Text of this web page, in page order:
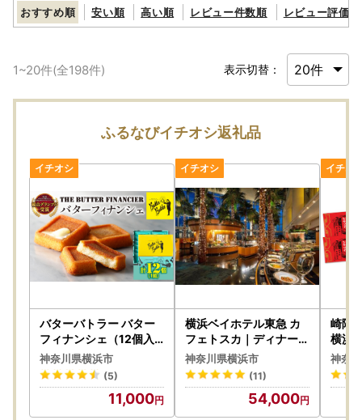
【変更前】自治体マイページ
つきましては、オンラインでのワンストップ特例申請をご希
【ふるまどについて】
「ふるまど」では、複数回の寄附や複数自治体様へのワンス
トップ特例申請をまとめて行うことができます。
ぜひ会員登録の上ご活用くださいませ。
下記リンクよりオンライン申請サービス「ふるまど」をご利
用いただけます。
【ふるまどリンク】
https://furumado.jp/
---------------------------
1.公的個人認証アプリ「IAM（アイアム）」をインストール
2.「ふるまど」に新規アカウント登録
3.寄附情報を登録
4.ワンストップ特例申請を実施
※複数の寄附登録後は、まとめてワンストップ特例申請が可
おすすめ順 安い順 高い順 レビュー件数順 レビュー評価順
1~20件(全198件) 表示切替：
ふるなびイチオシ返礼品
バターバトラー バター
フィナンシェ（12個入
）｜ フィナンシェ お土
産 ギフト プレゼント バ
ター 横浜 東京 AAK000
神奈川県横浜市
(5)
11,000
横浜ベイホテル東急 カ
フェトスカ｜ディナーブ
ッフェ ペア AGE0005
神奈川県横浜市
(11)
54,000
崎陽
横浜
売 シ
7
神奈